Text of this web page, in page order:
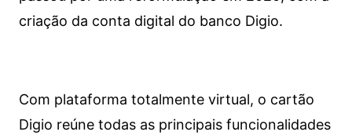
criação da conta digital do banco Digio.
Com plataforma totalmente virtual, o cartão
Digio reúne todas as principais funcionalidades